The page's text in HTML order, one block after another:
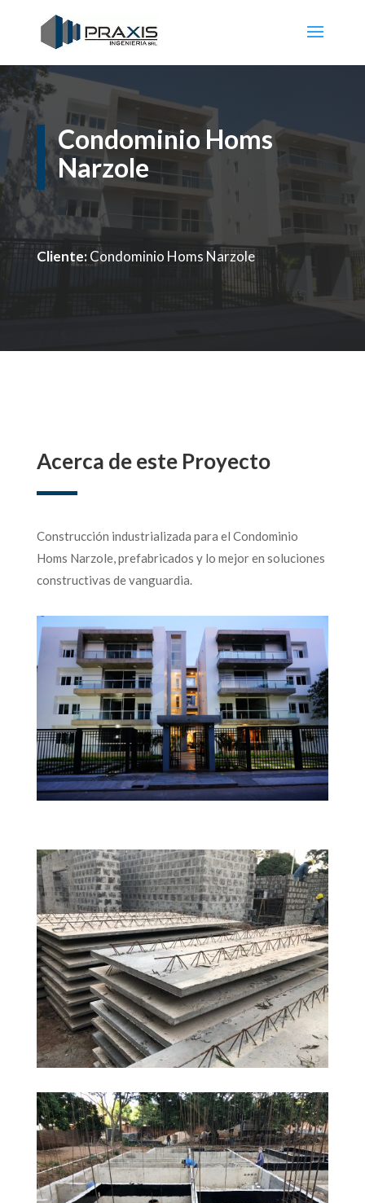
Condominio Homs
Narzole
Cliente:Condominio Homs Narzole
Acerca de este Proyecto
Construcción industrializada para el Condominio
Homs Narzole, prefabricados y lo mejor en soluciones
constructivas de vanguardia.